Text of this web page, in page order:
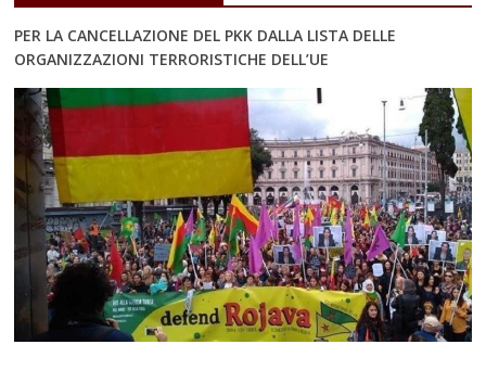
PER LA CANCELLAZIONE DEL PKK DALLA LISTA DELLE
ORGANIZZAZIONI TERRORISTICHE DELL’UE